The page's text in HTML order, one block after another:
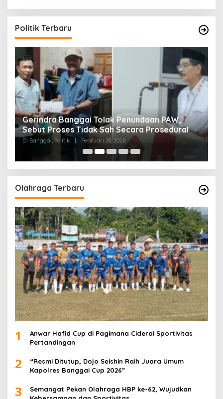
Politik Terbaru
Gerindra Banggai Tolak Penundaan PAW,
Sebut Proses Tidak Sah Secara Prosedural
Di Banggai, Politik Februari 28, 2026
Olahraga Terbaru
1
Anwar Hafid Cup di Pagimana Ciderai Sportivitas
Pertandingan
2
“Resmi Ditutup, Dojo Seishin Raih Juara Umum
Kapolres Banggai Cup 2026”
3
Semangat Pekan Olahraga HBP ke-62, Wujudkan